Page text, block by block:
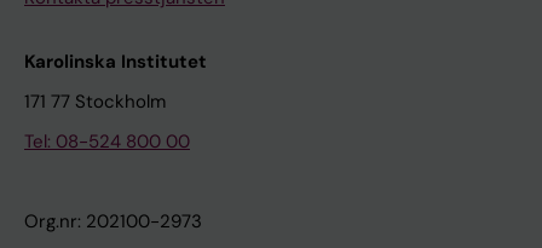
Karolinska Institutet
171 77 Stockholm
Tel: 08-524 800 00
Org.nr: 202100-2973